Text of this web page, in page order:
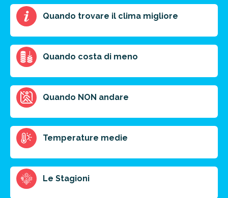
Riassunto dell'articolo
Scegli il formato del riassunto
Breve Medio Punti chiave
prossima destinazione di viaggio.
FAI PREVENTIVO
Quando trovare il clima migliore
Quando costa di meno
Quando NON andare
Temperature medie
Le Stagioni